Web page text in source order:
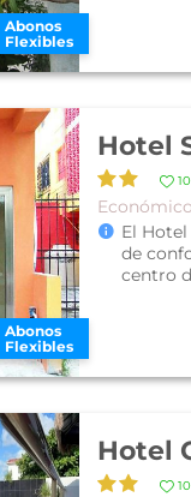
Abonos
Flexibles
Abonos
Flexibles
Hotel
10
El
de
centro
Hotel
10